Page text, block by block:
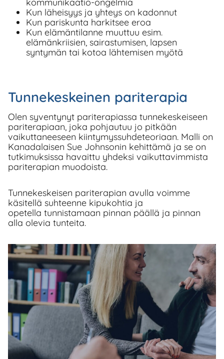
Kun läheisyys ja yhteys on kadonnut
Kun pariskunta harkitsee eroa
Kun elämäntilanne muuttuu esim.
elämänkriisien, sairastumisen, lapsen
syntymän tai kotoa lähtemisen myötä
Tunnekeskeinen pariterapia
Olen syventynyt pariterapiassa tunnekeskeiseen
pariterapiaan, joka pohjautuu jo pitkään
vaikuttaneeseen kiintymyssuhdeteoriaan. Malli on
Kanadalaisen Sue Johnsonin kehittämä ja se on
tutkimuksissa havaittu yhdeksi vaikuttavimmista
pariterapian muodoista.
Tunnekeskeisen pariterapian avulla voimme
käsitellä suhteenne kipukohtia ja
opetella tunnistamaan pinnan päällä ja pinnan
alla olevia tunteita.